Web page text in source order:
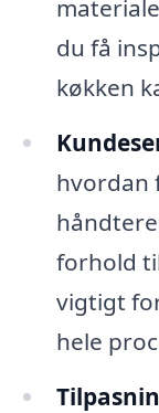
du få
køkken
hvordan
forhold
vigtigt
hele